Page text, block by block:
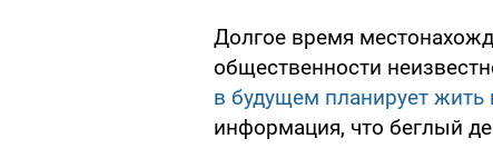
Долгое время
общественности
в будущем планирует жить
информация, что беглый